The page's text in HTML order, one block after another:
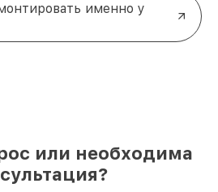
именно у
или необходима